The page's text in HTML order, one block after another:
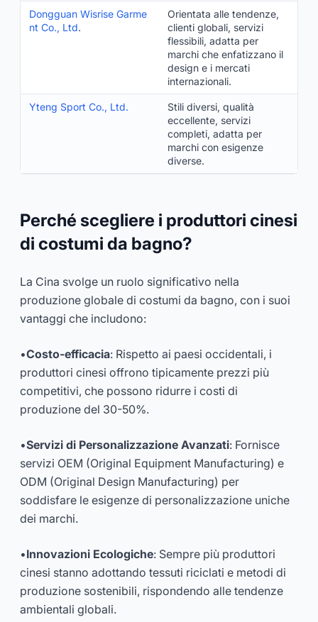
Dongguan Wisrise Garme
nt Co., Ltd.
Orientata alle tendenze,
clienti globali, servizi
flessibili, adatta per
marchi che enfatizzano il
design e i mercati
internazionali.
Yteng Sport Co., Ltd.
Stili diversi, qualità
eccellente, servizi
completi, adatta per
marchi con esigenze
diverse.
Perché scegliere i produttori cinesi
di costumi da bagno?
La Cina svolge un ruolo significativo nella
produzione globale di costumi da bagno, con i suoi
vantaggi che includono:
•Costo-efficacia: Rispetto ai paesi occidentali, i
produttori cinesi offrono tipicamente prezzi più
competitivi, che possono ridurre i costi di
produzione del 30-50%.
•Servizi di Personalizzazione Avanzati: Fornisce
servizi OEM (Original Equipment Manufacturing) e
ODM (Original Design Manufacturing) per
soddisfare le esigenze di personalizzazione uniche
dei marchi.
•Innovazioni Ecologiche: Sempre più produttori
cinesi stanno adottando tessuti riciclati e metodi di
produzione sostenibili, rispondendo alle tendenze
ambientali globali.